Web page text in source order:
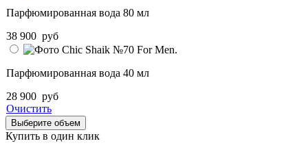
Парфюмированная вода 80 мл
38 900 руб
Парфюмированная вода 40 мл
28 900 руб
Очистить
Выберите объем
Купить в один клик